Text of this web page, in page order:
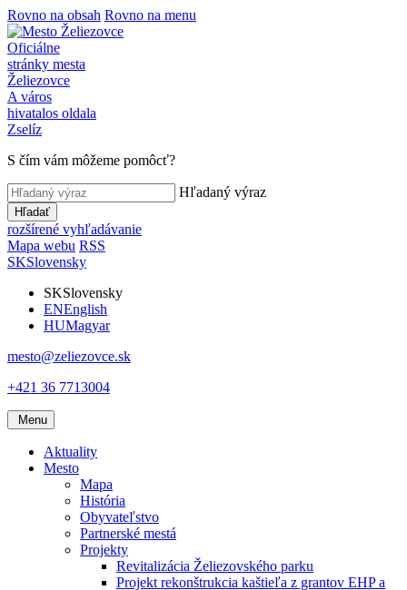
Rovno na obsah Rovno na menu
Oficiálne
stránky mesta
Želiezovce
A város
hivatalos oldala
Zselíz
S čím vám môžeme pomôcť?
Hľadaný výraz
Hľadať
rozšírené vyhľadávanie
Mapa webu RSS
SKSlovensky
SKSlovensky
ENEnglish
HUMagyar
mesto@zeliezovce.sk
+421 36 7713004
Menu
Aktuality
Mesto
Mapa
História
Obyvateľstvo
Partnerské mestá
Projekty
Revitalizácia Želiezovského parku
Projekt rekonštrukcia kaštieľa z grantov EHP a